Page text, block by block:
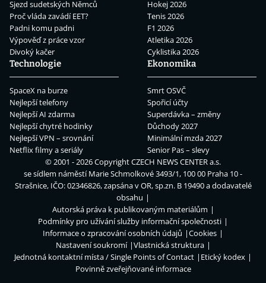
Sjezd sudetských Němců
Proč vláda zavádí EET?
Padni komu padni
Výpověď z práce vzor
Divoký kačer
Hokej 2026
Tenis 2026
F1 2026
Atletika 2026
Cyklistika 2026
Technologie
SpaceX na burze
Nejlepší telefony
Nejlepší AI zdarma
Nejlepší chytré hodinky
Nejlepší VPN – srovnání
Netflix filmy a seriály
Ekonomika
Smrt OSVČ
Spořicí účty
Superdávka – změny
Důchody 2027
Minimální mzda 2027
Senior Pas – slevy
© 2001 - 2026 CopyrightCZECH NEWS CENTER a.s.
se sídlem náměstí Marie Schmolkové 3493/1, 100 00 Praha 10 -
Strašnice, IČO: 02346826, zapsána v OR, sp.zn. B 19490 a dodavatelé
obsahu
Autorská práva k publikovaným materiálům
Podmínky pro užívání služby informační společnosti
Informace o zpracování osobních údajů
Cookies
Nastavení soukromí
Vlastnická struktura
Jednotná kontaktní místa / Single Points of Contact
Etický kodex
Povinně zveřejňované informace